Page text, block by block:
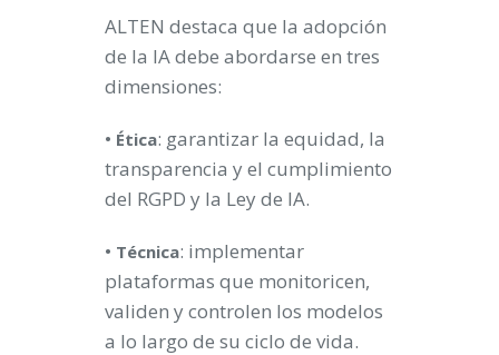
ALTEN destaca que la adopción
de la IA debe abordarse en tres
dimensiones:
• Ética: garantizar la equidad, la
transparencia y el cumplimiento
del RGPD y la Ley de IA.
• Técnica: implementar
plataformas que monitoricen,
validen y controlen los modelos
a lo largo de su ciclo de vida.